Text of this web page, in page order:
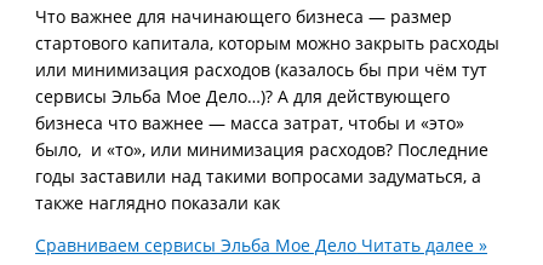
Что важнее для начинающего бизнеса — размер
стартового капитала, которым можно закрыть расходы
или минимизация расходов (казалось бы при чём тут
сервисы Эльба Мое Дело…)? А для действующего
бизнеса что важнее — масса затрат, чтобы и «это»
было, и «то», или минимизация расходов? Последние
годы заставили над такими вопросами задуматься, а
также наглядно показали как
Сравниваем сервисы Эльба Мое Дело Читать далее »